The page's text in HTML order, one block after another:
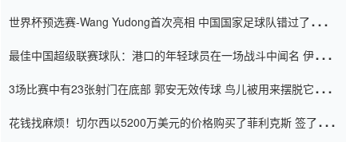
世界杯预选赛-Wang Yudong首次亮相 中国国家足球队错过了世界
最佳中国超级联赛球队：港口的年轻球员在一场战斗中闻名 伊万放
3场比赛中有23张射门在底部 郭安无效传球 鸟儿被用来摆脱它
花钱找麻烦！切尔西以5200万美元的价格购买了菲利克斯 签了7年